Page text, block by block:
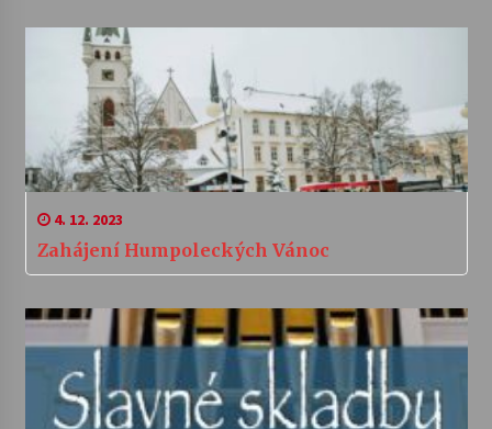
4. 12. 2023
Zahájení Humpoleckých Vánoc